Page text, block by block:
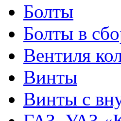
Болты
Болты в
Вентиля
Винты
Винты с